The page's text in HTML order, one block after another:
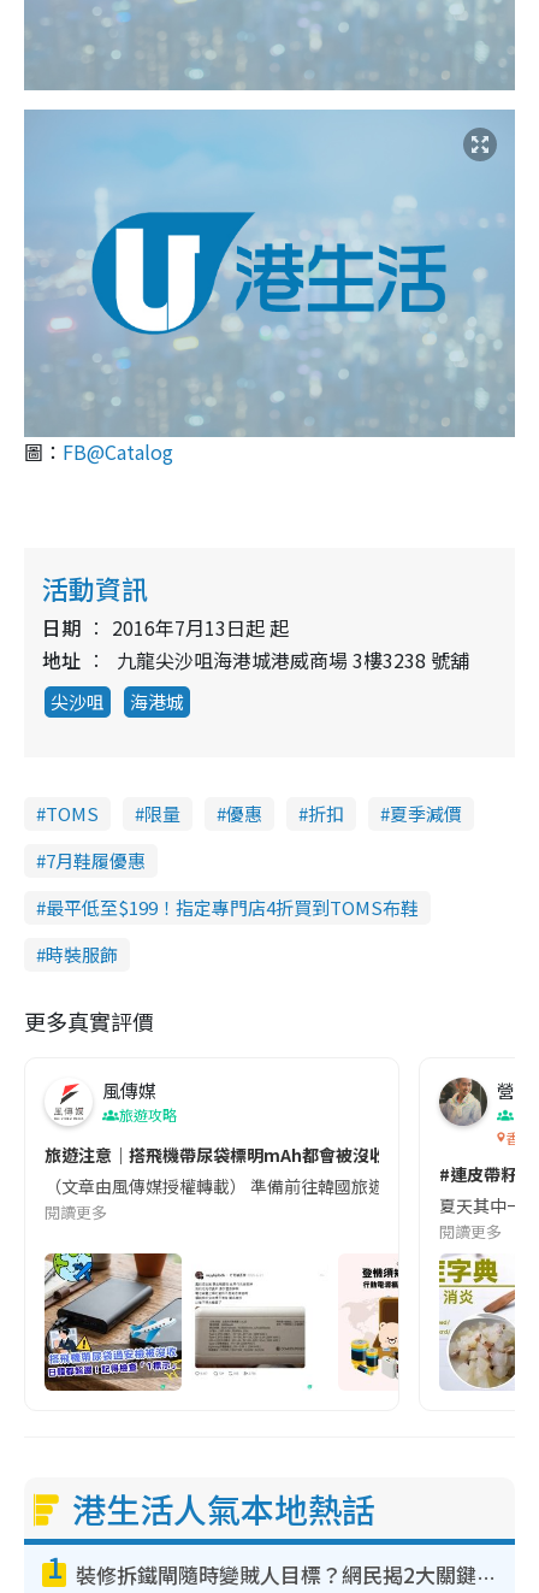
圖： FB@Catalog
活動資訊
日期
2016年7月13日起 起
地址
九龍尖沙咀海港城港威商場 3樓3238 號舖
尖沙咀 海港城
TOMS 限量 優惠 折扣
夏季減價
7月鞋履優惠
最平低至$199！指定專門店4折買到TOMS布鞋
時裝服飾
更多真實評價
風傳媒
旅遊攻略
旅遊注意｜搭飛機帶尿袋標明mAh都會被沒收😱出發前切記檢查
（文章由風傳媒授權轉載） 準備前往韓國旅遊的民眾，近期要
閱讀更多
營養
香港
#連皮帶籽
夏天其中一
閱讀更多
港生活人氣本地熱話
1 裝修拆鐵閘隨時變賊人目標？網民揭2大關鍵用途：裝新式等於白裝？附新舊鐵閘分別